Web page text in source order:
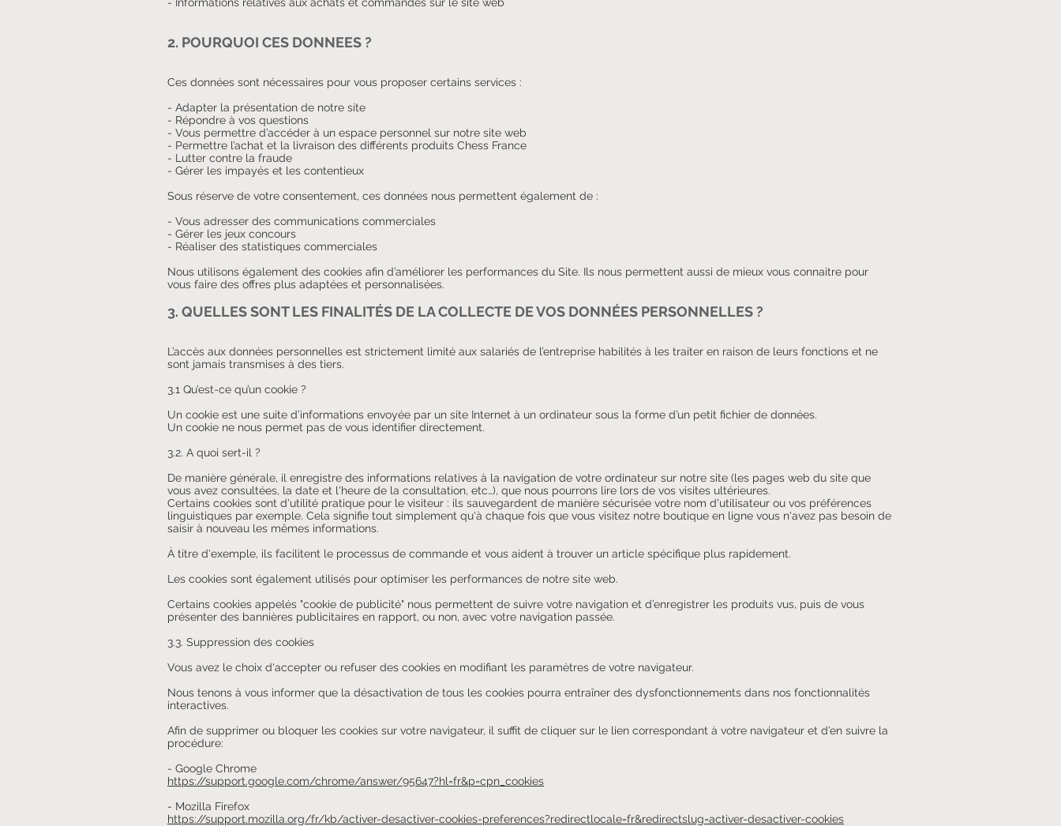
2. POURQUOI CES DONNEES ?
Ces données sont nécessaires pour vous proposer certains services :
- Adapter la présentation de notre site
- Répondre à vos questions
- Vous permettre d’accéder à un espace personnel sur notre site web
- Permettre l’achat et la livraison des différents produits Chess France
- Lutter contre la fraude
- Gérer les impayés et les contentieux
Sous réserve de votre consentement, ces données nous permettent également de :
- Vous adresser des communications commerciales
- Gérer les jeux concours
- Réaliser des statistiques commerciales
Nous utilisons également des cookies afin d’améliorer les performances du Site. Ils nous permettent aussi de mieux vous connaitre pour
vous faire des offres plus adaptées et personnalisées.
3. QUELLES SONT LES FINALITÉS DE LA COLLECTE DE VOS DONNÉES PERSONNELLES ?
L’accès aux données personnelles est strictement limité aux salariés de l’entreprise habilités à les traiter en raison de leurs fonctions et ne
sont jamais transmises à des tiers.
3.1 Qu’est-ce qu’un cookie ?
Un cookie est une suite d’informations envoyée par un site Internet à un ordinateur sous la forme d’un petit fichier de données.
Un cookie ne nous permet pas de vous identifier directement.
3.2. A quoi sert-il ?
De manière générale, il enregistre des informations relatives à la navigation de votre ordinateur sur notre site (les pages web du site que
vous avez consultées, la date et l'heure de la consultation, etc…), que nous pourrons lire lors de vos visites ultérieures.
Certains cookies sont d'utilité pratique pour le visiteur : ils sauvegardent de manière sécurisée votre nom d'utilisateur ou vos préférences
linguistiques par exemple. Cela signifie tout simplement qu'à chaque fois que vous visitez notre boutique en ligne vous n'avez pas besoin de
saisir à nouveau les mêmes informations.
À titre d'exemple, ils facilitent le processus de commande et vous aident à trouver un article spécifique plus rapidement.
Les cookies sont également utilisés pour optimiser les performances de notre site web.
Certains cookies appelés "cookie de publicité" nous permettent de suivre votre navigation et d’enregistrer les produits vus, puis de vous
présenter des bannières publicitaires en rapport, ou non, avec votre navigation passée.
3.3. Suppression des cookies
Vous avez le choix d'accepter ou refuser des cookies en modifiant les paramètres de votre navigateur.
Nous tenons à vous informer que la désactivation de tous les cookies pourra entraîner des dysfonctionnements dans nos fonctionnalités
interactives.
Afin de supprimer ou bloquer les cookies sur votre navigateur, il suffit de cliquer sur le lien correspondant à votre navigateur et d’en suivre la
procédure:
- Google Chrome
https://support.google.com/chrome/answer/95647?hl=fr&p=cpn_cookies
- Mozilla Firefox
https://support.mozilla.org/fr/kb/activer-desactiver-cookies-preferences?redirectlocale=fr&redirectslug=activer-desactiver-cookies